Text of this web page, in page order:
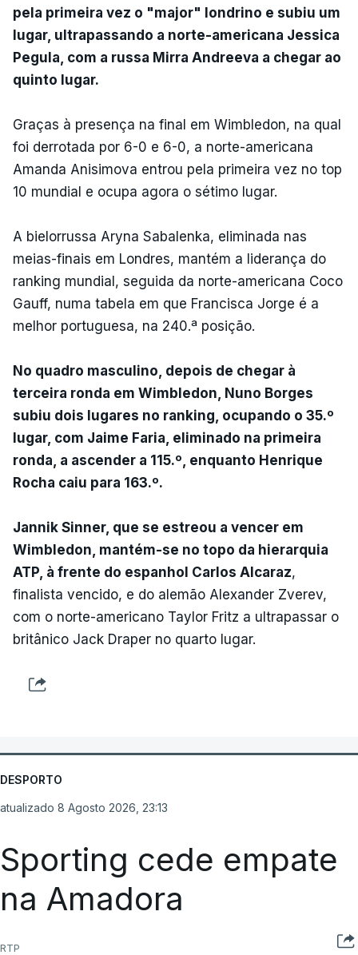
pela primeira vez o "major" londrino e subiu um
lugar, ultrapassando a norte-americana Jessica
Pegula, com a russa Mirra Andreeva a chegar ao
quinto lugar.
Graças à presença na final em Wimbledon, na qual
foi derrotada por 6-0 e 6-0, a norte-americana
Amanda Anisimova entrou pela primeira vez no top
10 mundial e ocupa agora o sétimo lugar.
A bielorrussa Aryna Sabalenka, eliminada nas
meias-finais em Londres, mantém a liderança do
ranking mundial, seguida da norte-americana Coco
Gauff, numa tabela em que Francisca Jorge é a
melhor portuguesa, na 240.ª posição.
No quadro masculino, depois de chegar à
terceira ronda em Wimbledon, Nuno Borges
subiu dois lugares no ranking, ocupando o 35.º
lugar, com Jaime Faria, eliminado na primeira
ronda, a ascender a 115.º, enquanto Henrique
Rocha caiu para 163.º.
Jannik Sinner, que se estreou a vencer em
Wimbledon, mantém-se no topo da hierarquia
ATP, à frente do espanhol Carlos Alcaraz,
finalista vencido, e do alemão Alexander Zverev,
com o norte-americano Taylor Fritz a ultrapassar o
britânico Jack Draper no quarto lugar.
DESPORTO
atualizado 8 Agosto 2026, 23:13
Sporting cede empate
na Amadora
RTP